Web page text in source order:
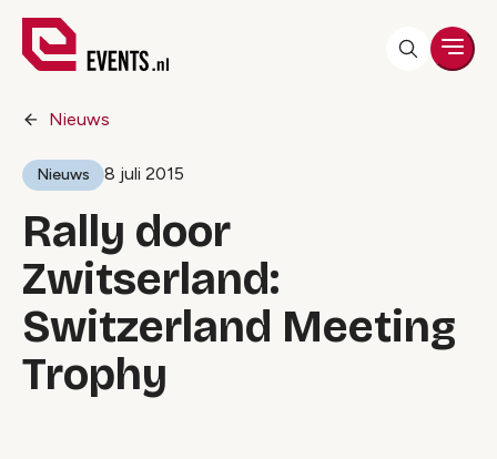
Nieuws
Nieuws 8 juli 2015
Rally door
Zwitserland:
Switzerland Meeting
Trophy